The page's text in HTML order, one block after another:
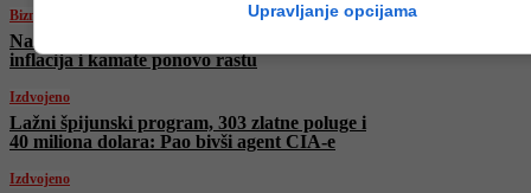
Biznis
Nakon iranskih udara stiže novi šok: Nafta,
inflacija i kamate ponovo rastu
Izdvojeno
Lažni špijunski program, 303 zlatne poluge i
40 miliona dolara: Pao bivši agent CIA-e
Izdvojeno
Upravljanje opcijama